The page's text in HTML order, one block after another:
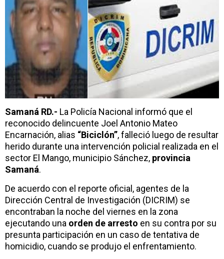
Samaná RD.- La Policía Nacional informó que el
reconocido delincuente Joel Antonio Mateo
Encarnación, alias “Biciclón”, falleció luego de resultar
herido durante una intervención policial realizada en el
sector El Mango, municipio Sánchez, provincia
Samaná.
De acuerdo con el reporte oficial, agentes de la
Dirección Central de Investigación (DICRIM) se
encontraban la noche del viernes en la zona
ejecutando una orden de arresto en su contra por su
presunta participación en un caso de tentativa de
homicidio, cuando se produjo el enfrentamiento.